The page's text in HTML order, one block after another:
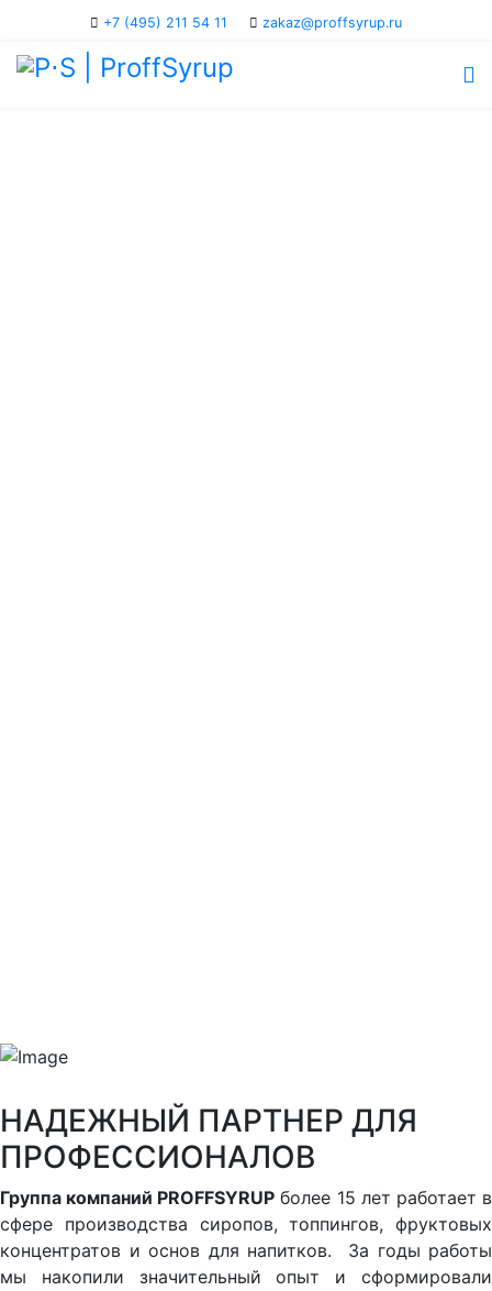
+7 (495) 211 54 11 zakaz@proffsyrup.ru
НАДЕЖНЫЙ ПАРТНЕР ДЛЯ
ПРОФЕССИОНАЛОВ
Группа компаний PROFFSYRUP более 15 лет работает в
сфере производства сиропов, топпингов, фруктовых
концентратов и основ для напитков. За годы работы
мы накопили значительный опыт и сформировали